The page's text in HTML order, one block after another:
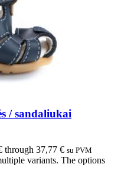
/ sandaliukai
through 37,77 € su PVM
variants. The options